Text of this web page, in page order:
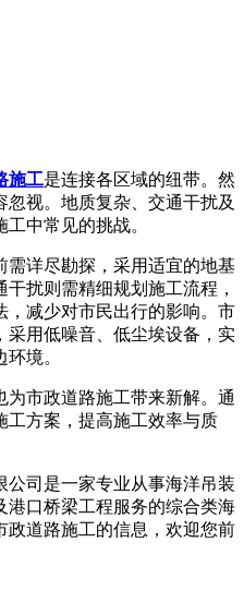
施工是连接各区域的纽带。然
视。地质复杂、交通干扰及
中常见的挑战。
详尽勘探，采用适宜的地基
扰则需精细规划施工流程，
，减少对市民出行的影响。市
采用低噪音、低尘埃设备，实
境。
市政道路施工带来新解。通
工方案，提高施工效率与质
司是一家专业从事海洋吊装
港口桥梁工程服务的综合类海
政道路施工的信息，欢迎您前